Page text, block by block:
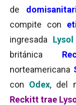
de
compite con
ingresada Lysol
británica
norteamericana
con Odex, del
Reckitt trae